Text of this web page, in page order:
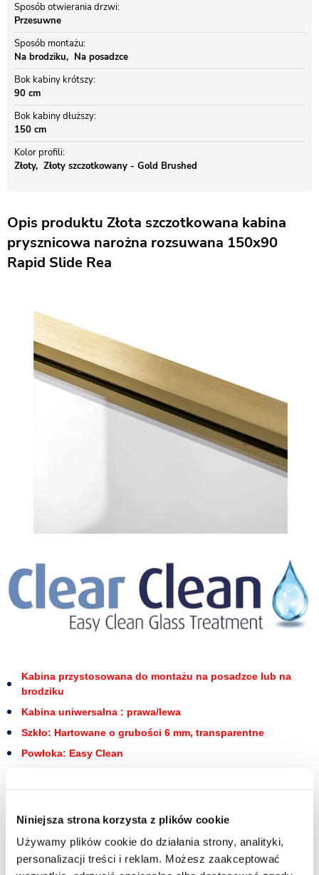
Niniejsza strona korzysta z plików cookie
Używamy plików cookie do działania strony, analityki,
personalizacji treści i reklam. Możesz zaakceptować
Sposób otwierania drzwi
Przesuwne
Sposób montażu
Na brodziku
Na posadzce
Bok kabiny krótszy
90 cm
Bok kabiny dłuższy
150 cm
Kolor profili
Złoty
Złoty szczotkowany - Gold Brushed
Opis produktu Złota szczotkowana kabina
prysznicowa narożna rozsuwana 150x90
Rapid Slide Rea
Kabina przystosowana do montażu na posadzce lub na
brodziku
Kabina uniwersalna : prawa/lewa
Szkło: Hartowane o grubości 6 mm, transparentne
Powłoka: Easy Clean
fazie produkcji są trwałe i łatwe w utrzymaniu czystości.
Kabina posiada sprawnie działający system przesuwny, umożliwiający
łatwe otwieranie i zamykanie drzwi. Drzwi posiadają łożyskowane rolki.
System jezdny zaprojektowany został tak, aby działał idealnie gładko